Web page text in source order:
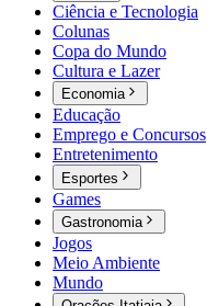
Ciência e Tecnologia
Colunas
Copa do Mundo
Cultura e Lazer
Economia
Educação
Emprego e Concursos
Entretenimento
Esportes
Games
Gastronomia
Jogos
Meio Ambiente
Mundo